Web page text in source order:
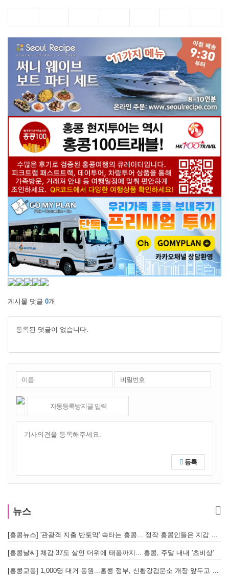
게시물 댓글 0개
등록된 댓글이 없습니다.
등록
뉴스
[홍콩뉴스] '관광객 지출 반토막' 속타는 홍콩... 정작 홍콩인들은 지갑 들고 해외로?
[홍콩날씨] 체감 37도 살인 더위에 태풍까지... 홍콩, 주말 내내 '초비상'
[홍콩교통] 1,000명 대거 동원...홍콩 정부, 신황강검문소 개장 앞두고 실전 훈련 돌입